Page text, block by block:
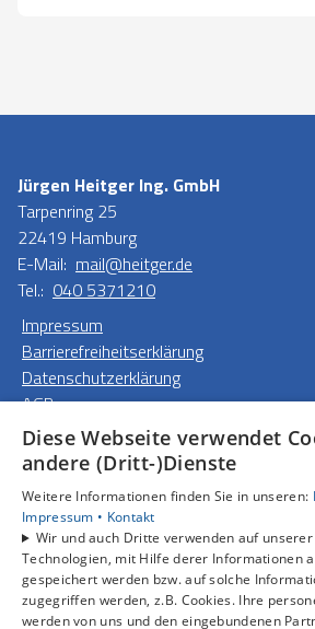
Jürgen Heitger Ing. GmbH
Tarpenring 25
22419 Hamburg
E-Mail: mail@heitger.de
Tel.: 040 5371210
Impressum
Barrierefreiheitserklärung
Datenschutzerklärung
AGB
Unsere Bereiche
Privatkunden
Gewerbekunden
Karriere
Unternehmen
Kontakt
Diese Webseite verwendet
andere (Dritt-)Dienste
Weitere Informationen finden Sie in unseren:
Impressum • Kontakt
Wir und auch Dritte verwenden auf unserer
Technologien, mit Hilfe derer Informationen
gespeichert werden bzw. auf solche
zugegriffen werden, z.B. Cookies. Ihre
werden von uns und den eingebundenen